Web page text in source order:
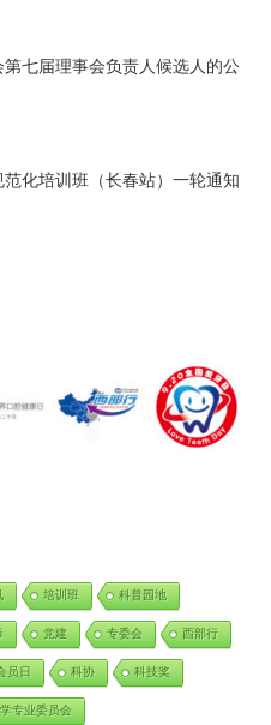
七届理事会负责人候选人的公
范化培训班（长春站）一轮通知
培训班 科普园地
党建 专委会 西部行
员日 科协 科技奖
专业委员会